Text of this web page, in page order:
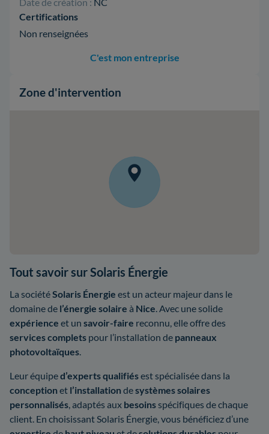
Certifications
Non renseignées
C'est mon entreprise
Zone d'intervention
Tout savoir sur Solaris Énergie
La sociétéSolaris Énergie est un acteur majeur dans le
domaine de l’énergie solaire à Nice. Avec une solide
expérience et un savoir-faire reconnu, elle offre des
services complets pour l’installation de panneaux
photovoltaïques.
Leur équiped’experts qualifiésest spécialisée dans la
conception et l’installation desystèmes solaires
personnalisés, adaptés aux besoinsspécifiques de chaque
client. En choisissant Solaris Énergie, vous bénéficiez d’une